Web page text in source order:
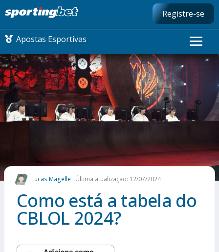
Registre-se
Apostas Esportivas
CONMEBOL LIBERTADORES
FUTEBOL NACIONAL
COMO APOSTAR
MAIS ESPORTES
Lucas Magelle Última atualização: 12/07/2024
Como está a tabela do
CBLOL 2024?